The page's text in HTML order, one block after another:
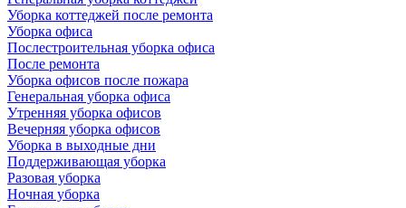
Уборка коттеджей после ремонта
Уборка офиса
Послестроительная уборка офиса
После ремонта
Уборка офисов после пожара
Генеральная уборка офиса
Утренняя уборка офисов
Вечерняя уборка офисов
Уборка в выходные дни
Поддерживающая уборка
Разовая уборка
Ночная уборка